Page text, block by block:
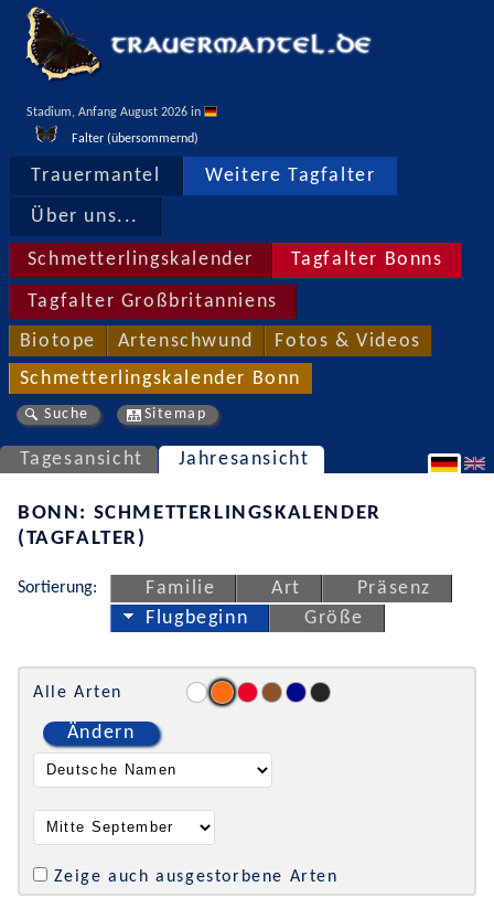
Stadium, Anfang August 2026 in
Falter (übersommernd)
Trauermantel Weitere Tagfalter
Über uns...
Schmetterlingskalender Tagfalter Bonns
Tagfalter Großbritanniens
Biotope Artenschwund Fotos & Videos
Schmetterlingskalender Bonn
Suche Sitemap
Tagesansicht Jahresansicht
BONN: SCHMETTERLINGSKALENDER
(TAGFALTER)
Sortierung: Familie Art
Präsenz
Flugbeginn
Größe
Alle Arten
Ändern
Zeige auch ausgestorbene Arten